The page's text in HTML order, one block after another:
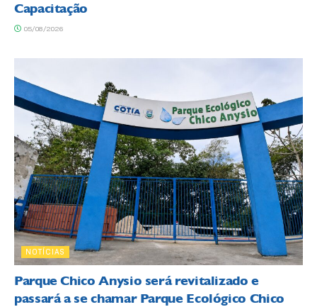
Capacitação
05/08/2026
NOTÍCIAS
Parque Chico Anysio será revitalizado e
passará a se chamar Parque Ecológico Chico